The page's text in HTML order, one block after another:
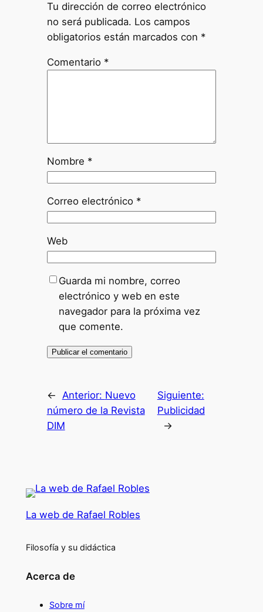
Tu dirección de correo electrónico
no será publicada. Los campos
obligatorios están marcados con *
Comentario *
Nombre *
Correo electrónico *
Web
Guarda mi nombre, correo
electrónico y web en este
navegador para la próxima vez
que comente.
← Anterior: Nuevo
número de la Revista
DIM
Siguiente:
Publicidad
→
La web de Rafael Robles
Filosofía y su didáctica
Acerca de
Sobre mí